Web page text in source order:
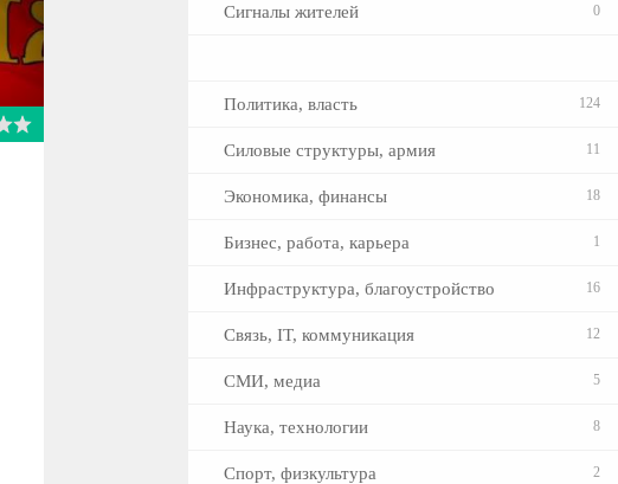
Сигналы жителей 0
Политика, власть 124
Силовые структуры, армия 11
Экономика, финансы 18
Бизнес, работа, карьера 1
Инфраструктура, благоустройство 16
Связь, IT, коммуникация 12
СМИ, медиа 5
Наука, технологии 8
Спорт, физкультура 2